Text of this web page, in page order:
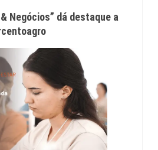
Negócios” dá destaque a